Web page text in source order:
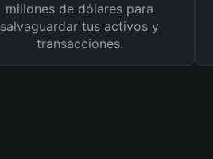
millones de dólares para
salvaguardar tus activos y
transacciones.